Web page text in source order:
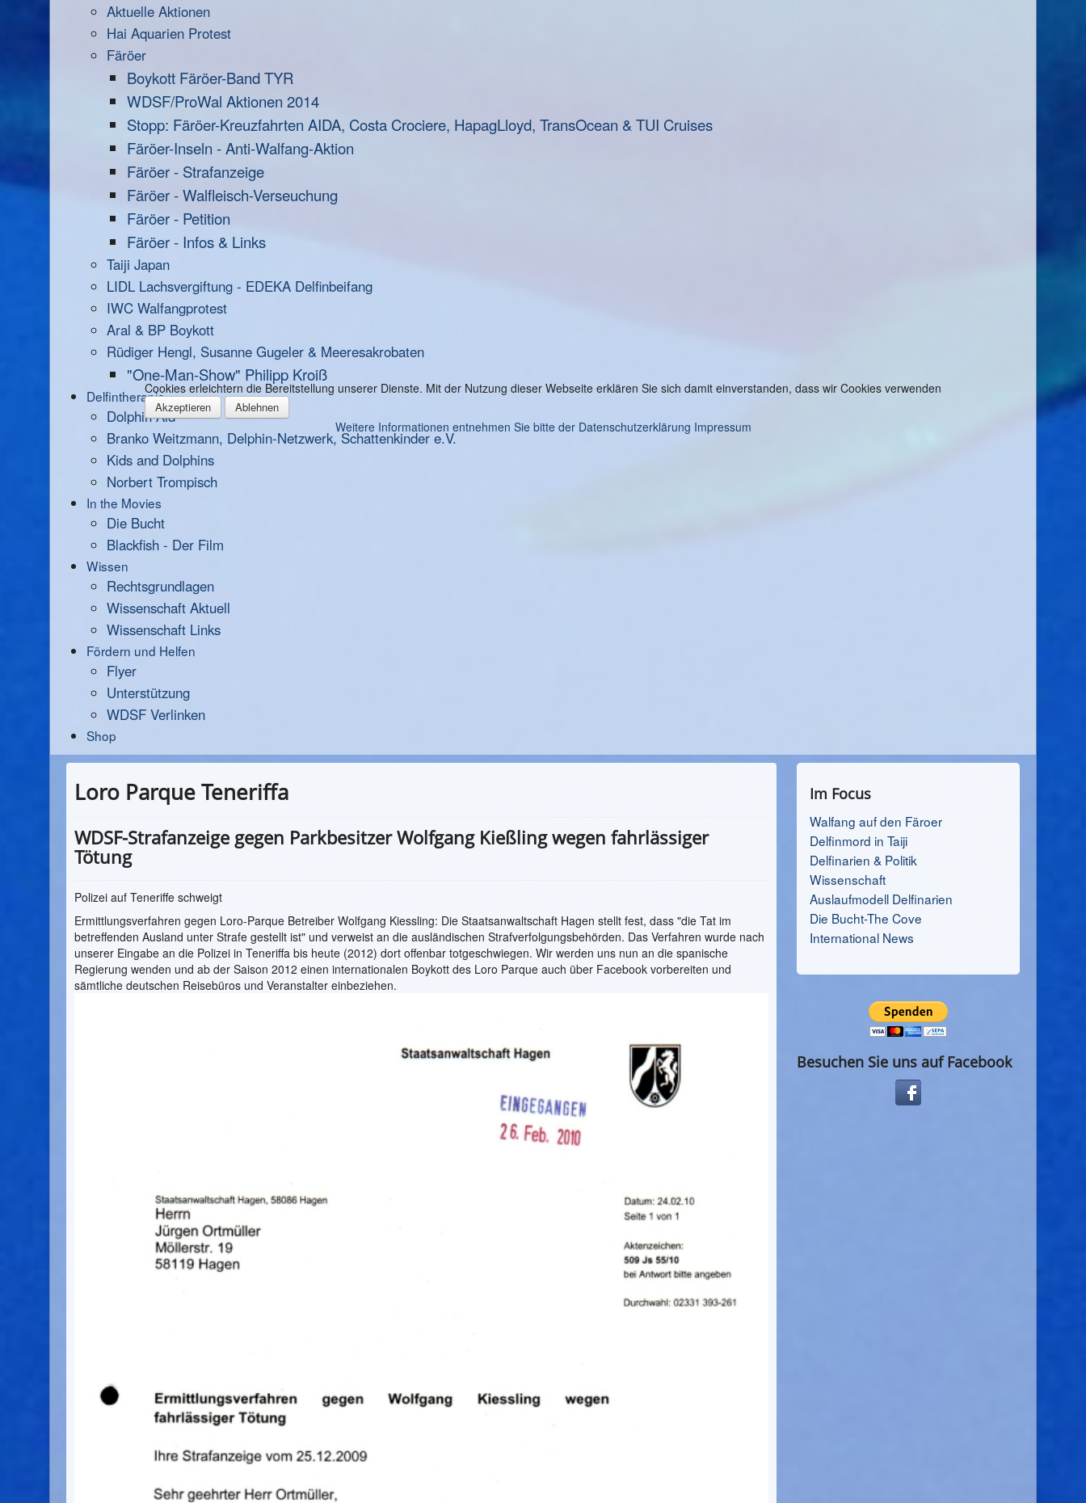
Aktuelle Aktionen
Hai Aquarien Protest
Färöer
Boykott Färöer-Band TYR
WDSF/ProWal Aktionen 2014
Stopp: Färöer-Kreuzfahrten AIDA, Costa Crociere, HapagLloyd, TransOcean & TUI Cruises
Färöer-Inseln - Anti-Walfang-Aktion
Färöer - Strafanzeige
Färöer - Walfleisch-Verseuchung
Färöer - Petition
Färöer - Infos & Links
Taiji Japan
LIDL Lachsvergiftung - EDEKA Delfinbeifang
IWC Walfangprotest
Aral & BP Boykott
Rüdiger Hengl, Susanne Gugeler & Meeresakrobaten
"One-Man-Show" Philipp Kroiß
Delfintherapie
Dolphin Aid
Branko Weitzmann, Delphin-Netzwerk, Schattenkinder e.V.
Kids and Dolphins
Norbert Trompisch
In the Movies
Die Bucht
Blackfish - Der Film
Wissen
Rechtsgrundlagen
Wissenschaft Aktuell
Wissenschaft Links
Fördern und Helfen
Flyer
Unterstützung
WDSF Verlinken
Shop
Loro Parque Teneriffa
WDSF-Strafanzeige gegen Parkbesitzer Wolfgang Kießling wegen fahrlässiger
Tötung
Polizei auf Teneriffe schweigt
Ermittlungsverfahren gegen Loro-Parque Betreiber Wolfgang Kiessling: Die Staatsanwaltschaft Hagen stellt fest, dass "die Tat im
betreffenden Ausland unter Strafe gestellt ist" und verweist an die ausländischen Strafverfolgungsbehörden. Das Verfahren wurde nach
unserer Eingabe an die Polizei in Teneriffa bis heute (2012) dort offenbar totgeschwiegen. Wir werden uns nun an die spanische
Regierung wenden und ab der Saison 2012 einen internationalen Boykott des Loro Parque auch über Facebook vorbereiten und
sämtliche deutschen Reisebüros und Veranstalter einbeziehen.
Im Focus
Walfang auf den Färoer
Delfinmord in Taiji
Delfinarien & Politik
Wissenschaft
Auslaufmodell Delfinarien
Die Bucht-The Cove
International News
Besuchen Sie uns auf Facebook
Cookies erleichtern die Bereitstellung unserer Dienste. Mit der Nutzung dieser Webseite erklären Sie sich damit einverstanden, dass wir Cookies verwenden
Akzeptieren Ablehnen
Weitere Informationen entnehmen Sie bitte der Datenschutzerklärung Impressum